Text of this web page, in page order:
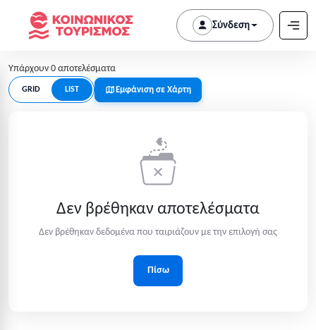
Σύνδεση
Υπάρχουν 0 αποτελέσματα
GRID LIST Εμφάνιση σε Χάρτη
Δεν βρέθηκαν αποτελέσματα
Δεν βρέθηκαν δεδομένα που ταιριάζουν με την επιλογή σας
Πίσω